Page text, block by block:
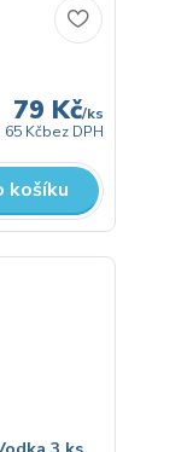
79 Kč/ks
65 Kčbez DPH
košíku